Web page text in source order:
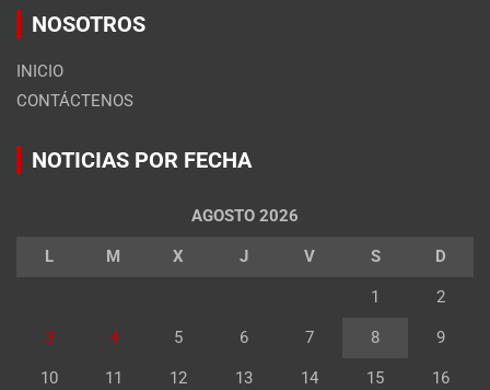
NOSOTROS
INICIO
CONTÁCTENOS
NOTICIAS POR FECHA
AGOSTO 2026
L M X J V S D
1 2
3 4 5 6 7 8 9
10 11 12 13 14 15 16